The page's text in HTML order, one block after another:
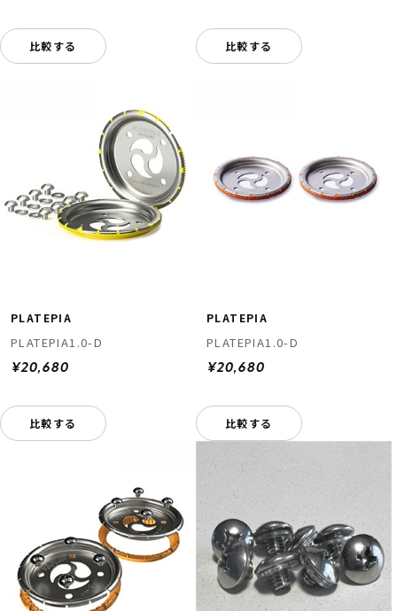
比較する 比較する
PLATEPIA
PLATEPIA1.0-D
¥20,680
比較する
PLATEPIA
PLATEPIA1.0-D
¥20,680
比較する